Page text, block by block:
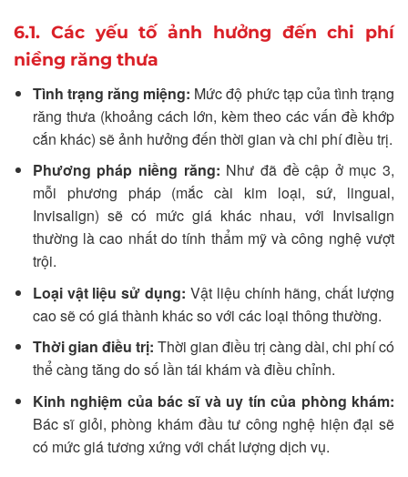
6.1. Các yếu tố ảnh hưởng đến chi phí
niềng răng thưa
Tình trạng răng miệng: Mức độ phức tạp của tình trạng
răng thưa (khoảng cách lớn, kèm theo các vấn đề khớp
cắn khác) sẽ ảnh hưởng đến thời gian và chi phí điều trị.
Phương pháp niềng răng: Như đã đề cập ở mục 3,
mỗi phương pháp (mắc cài kim loại, sứ, lingual,
Invisalign) sẽ có mức giá khác nhau, với Invisalign
thường là cao nhất do tính thẩm mỹ và công nghệ vượt
trội.
Loại vật liệu sử dụng: Vật liệu chính hãng, chất lượng
cao sẽ có giá thành khác so với các loại thông thường.
Thời gian điều trị: Thời gian điều trị càng dài, chi phí có
thể càng tăng do số lần tái khám và điều chỉnh.
Kinh nghiệm của bác sĩ và uy tín của phòng khám:
Bác sĩ giỏi, phòng khám đầu tư công nghệ hiện đại sẽ
có mức giá tương xứng với chất lượng dịch vụ.